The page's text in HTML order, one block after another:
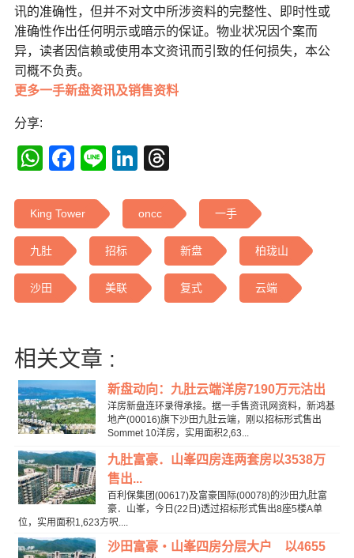
讯的准确性，但并不对文中所涉资料的完整性、即时性或
准确性作出任何明示或暗示的保证。物业状况因个案而
异，读者因信赖或使用本文资讯而引致的任何损失，本公
司概不负责。
更多一手新盘资讯及销售资料
分享:
WhatsApp
Facebook
LineLinkedIn
King Tower oncc 一手
九肚 招标 新盘 柏珑山
沙田 美联 复式 云端
相关文章 :
新盘动向：九肚云端洋房7190万元沽出
洋房新盘连环录得承接。据一手售资讯网资料，新鸿基
地产(00016)旗下沙田九肚云端，刚以招标形式售出
Sommet 10洋房，实用面积2,63...
九肚富豪．山峯四房连两套房以3538万
售出...
百利保集团(00617)及富豪国际(00078)的沙田九肚富
豪．山峯，今日(22日)透过招标形式售出8座5楼A单
位，实用面积1,623方呎....
沙田富豪‧山峯四房分层大户 以4655